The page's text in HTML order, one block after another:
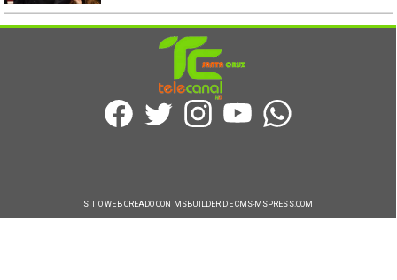
SITIO WEB CREADO CON MSBUILDER DE CMS-MSPRESS.COM